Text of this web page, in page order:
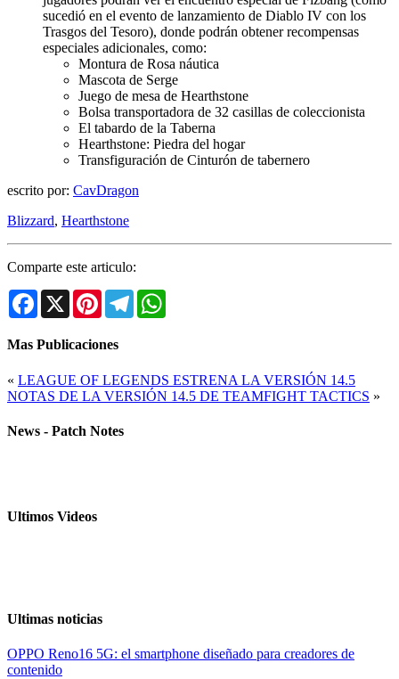
sucedió en el evento de lanzamiento de Diablo IV con los
Trasgos del Tesoro), donde podrán obtener recompensas
especiales adicionales, como:
Montura de Rosa náutica
Mascota de Serge
Juego de mesa de Hearthstone
Bolsa transportadora de 32 casillas de coleccionista
El tabardo de la Taberna
Hearthstone: Piedra del hogar
Transfiguración de Cinturón de tabernero
escrito por: CavDragon
Blizzard, Hearthstone
Comparte este articulo:
Facebook
X PinterestTelegram
Mas Publicaciones
« LEAGUE OF LEGENDS ESTRENA LA VERSIÓN 14.5
NOTAS DE LA VERSIÓN 14.5 DE TEAMFIGHT TACTICS »
News - Patch Notes
Ultimos Videos
Ultimas noticias
OPPO Reno16 5G: el smartphone diseñado para creadores de
contenido